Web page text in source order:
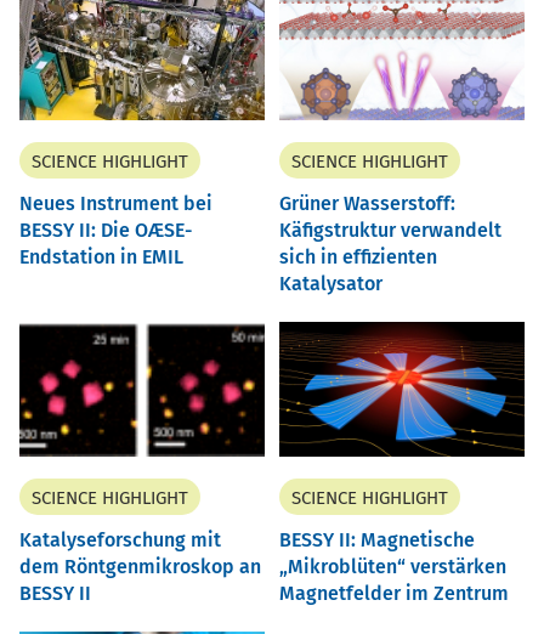
SCIENCE HIGHLIGHT
Neues Instrument bei
BESSY II: Die OÆSE-
Endstation in EMIL
SCIENCE HIGHLIGHT
Grüner Wasserstoff:
Käfigstruktur verwandelt
sich in effizienten
Katalysator
SCIENCE HIGHLIGHT
Katalyseforschung mit
dem Röntgenmikroskop an
BESSY II
SCIENCE HIGHLIGHT
BESSY II: Magnetische
Mikroblüten“ verstärken
Magnetfelder im Zentrum